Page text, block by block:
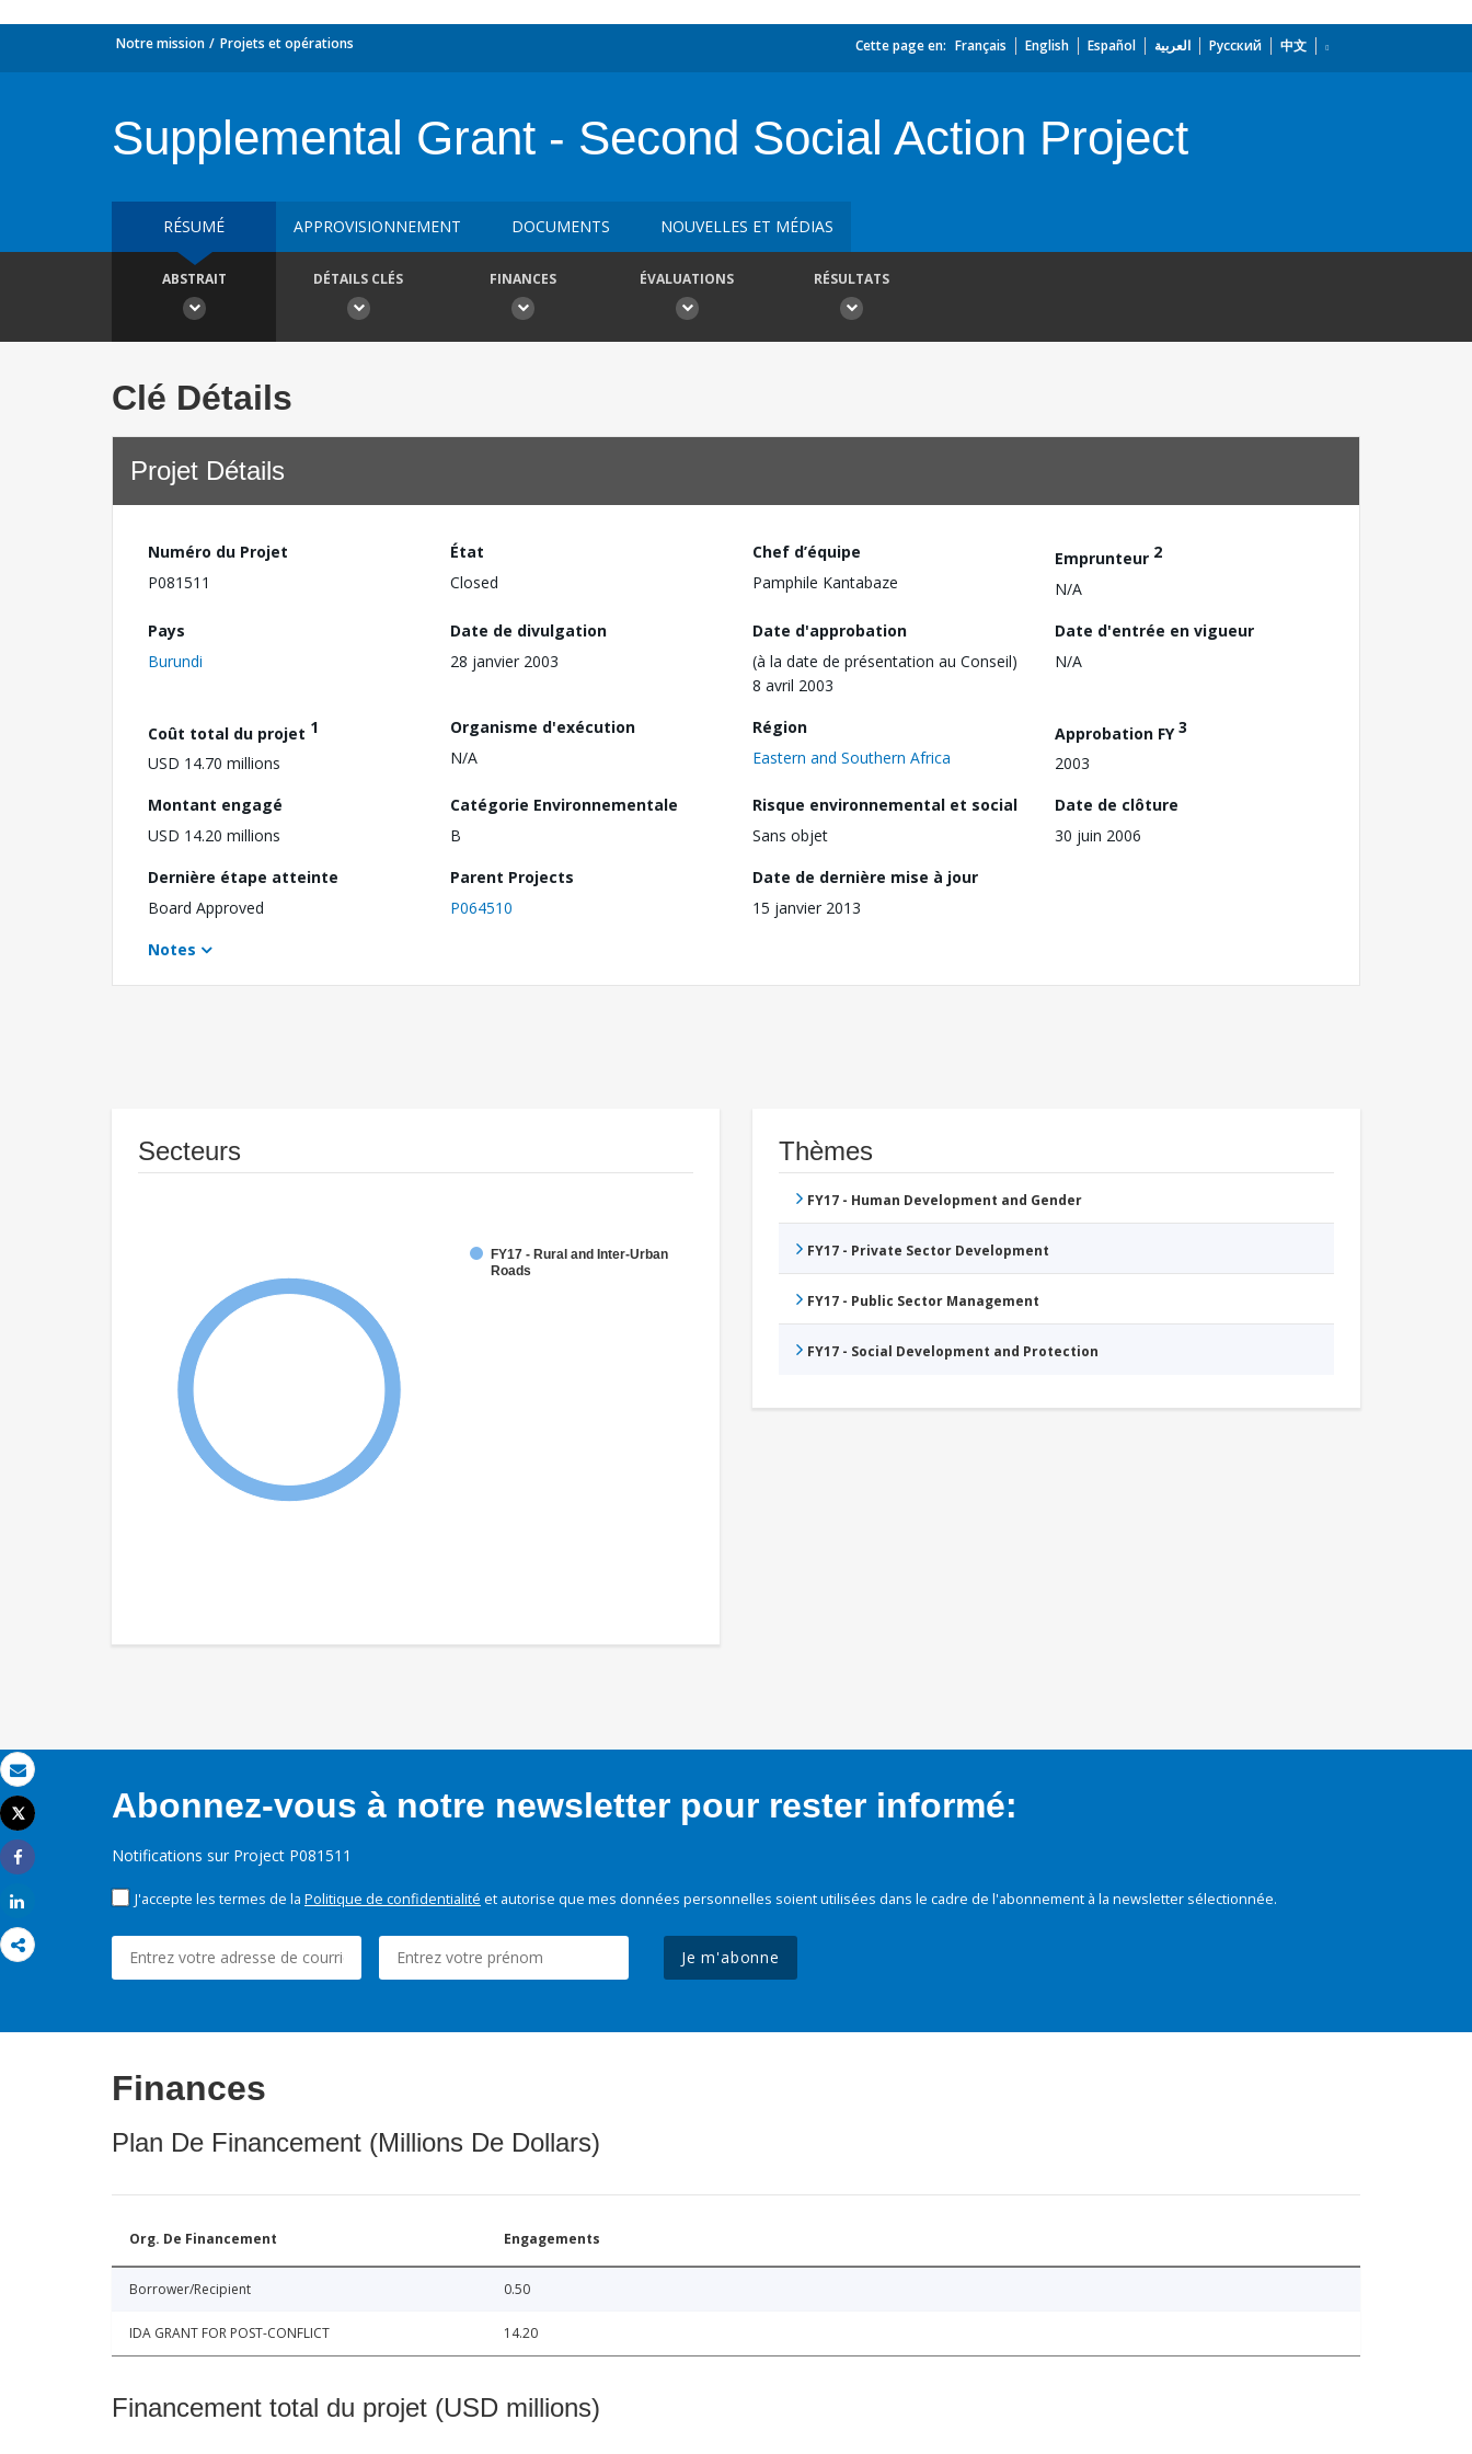
Email
Imprimer
Tweet
Share
Notre mission Projets et opérations Cette page en: Français English Español العربية Русский 中文
Supplemental Grant - Second Social Action Project
RÉSUMÉ APPROVISIONNEMENT DOCUMENTS NOUVELLES ET MÉDIAS
ABSTRAIT DÉTAILS CLÉS FINANCES ÉVALUATIONS RÉSULTATS
Clé Détails
Projet Détails
Numéro du Projet
P081511
État
Closed
Chef d’équipe
Pamphile Kantabaze
Emprunteur 2
N/A
Pays
Burundi
Date de divulgation
28 janvier 2003
Date d'approbation
(à la date de présentation au Conseil)
8 avril 2003
Date d'entrée en vigueur
N/A
Coût total du projet 1
USD 14.70 millions
Organisme d'exécution
N/A
Région
Eastern and Southern Africa
Approbation FY3
2003
Montant engagé
USD 14.20 millions
Catégorie Environnementale
B
Risque environnemental et social
Sans objet
Date de clôture
30 juin 2006
Dernière étape atteinte
Board Approved
Parent Projects
P064510
Date de dernière mise à jour
15 janvier 2013
Notes
Secteurs
FY17 - Rural and Inter-Urban
Roads
Thèmes
FY17 - Human Development and Gender
FY17 - Private Sector Development
FY17 - Public Sector Management
FY17 - Social Development and Protection
Abonnez-vous à notre newsletter pour rester informé:
Notifications sur Project P081511
J'accepte les termes de la Politique de confidentialité et autorise que mes données personnelles soient utilisées dans le cadre de l'abonnement à la newsletter sélectionnée.
Je m'abonne
Finances
Plan De Financement (Millions De Dollars)
Org. De Financement Engagements
Borrower/Recipient 0.50
IDA GRANT FOR POST-CONFLICT 14.20
Financement total du projet (USD millions)